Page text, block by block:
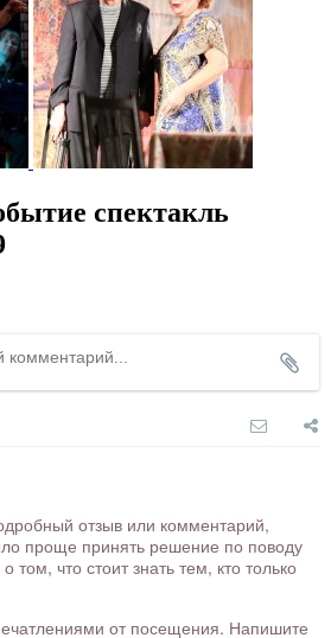
спектакль
отзыв или комментарий,
проще принять решение по поводу
том, что стоит знать тем, кто только
от посещения. Напишите